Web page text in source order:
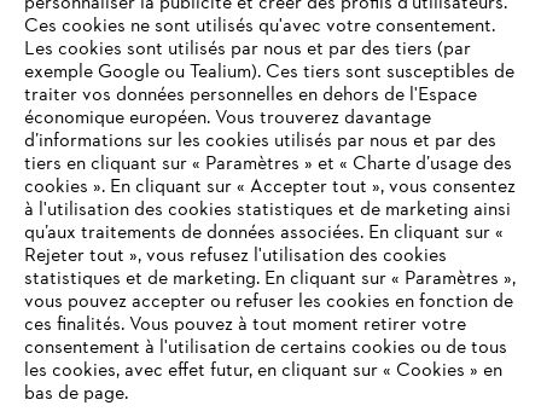
L'Entreprise
Questions / Réponses
Service
Conditions Générales de Vente
VOTRE NAVIGATEUR INTERNET
N'EST PLUS PRIS EN CHARGE
Vous utilisez un navigateur Internet que nous ne prenons plus
en charge, et certaines fonctionnalités de notre site ne
peuvent fonctionner correctement. Pour une utilisation
Ces cookies ne sont utilisés qu'avec votre consentement.
Les cookies sont utilisés par nous et par des tiers (par
exemple Google ou Tealium). Ces tiers sont susceptibles de
traiter vos données personnelles en dehors de l'Espace
économique européen. Vous trouverez davantage
d’informations sur les cookies utilisés par nous et par des
tiers en cliquant sur « Paramètres » et « Charte d’usage des
cookies ». En cliquant sur « Accepter tout », vous consentez
à l'utilisation des cookies statistiques et de marketing ainsi
qu’aux traitements de données associées. En cliquant sur «
Rejeter tout », vous refusez l'utilisation des cookies
statistiques et de marketing. En cliquant sur « Paramètres »,
vous pouvez accepter ou refuser les cookies en fonction de
ces finalités. Vous pouvez à tout moment retirer votre
consentement à l'utilisation de certains cookies ou de tous
les cookies, avec effet futur, en cliquant sur « Cookies » en
bas de page.